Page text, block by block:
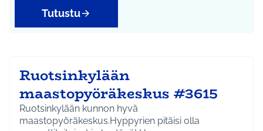
Tutustu
Ruotsinkylään
maastopyöräkeskus #3615
Ruotsinkylään kunnon hyvä
maastopyöräkeskus.Hyppyrien pitäisi olla